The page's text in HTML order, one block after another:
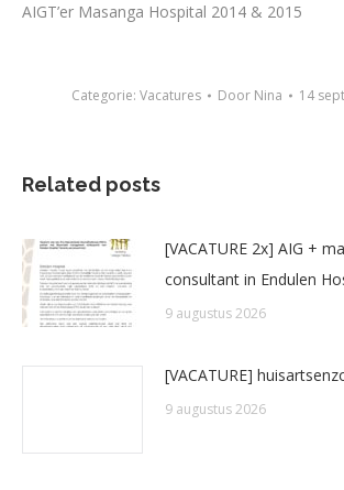
AIGT’er Masanga Hospital 2014 & 2015
Categorie: Vacatures Door Nina 14
Related posts
[VACATURE 2x] AIG +
consultant in Endulen
9 augustus 2026
[VACATURE]
9 augustus 2026